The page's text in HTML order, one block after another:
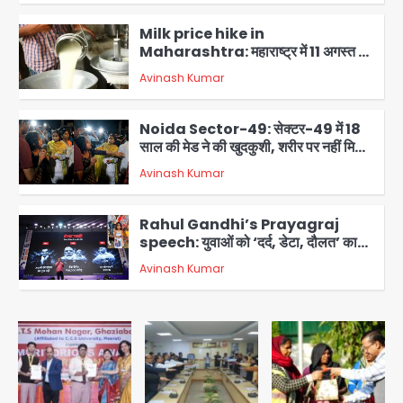
3
Milk price hike in
Maharashtra: महाराष्ट्र में 11 अगस्त से
दूध के दाम 2 रुपये प्रति लीटर बढ़े
Avinash Kumar
4
Noida Sector-49: सेक्टर-49 में 18
साल की मेड ने की खुदकुशी, शरीर पर नहीं मिली
कोई बाहरी
Avinash Kumar
5
Rahul Gandhi’s Prayagraj
speech: युवाओं को ‘दर्द, डेटा, दौलत’ का
संदेश, बीजेपी का वार
Avinash Kumar
1
Noida Crime news: रेप पीड़िता
किशोरी का जिला अस्पताल में हुआ गर्भपात, उधर
सेक्टर-49 में महिला को मिली ब्लास्ट की धमकी
Avinash Kumar